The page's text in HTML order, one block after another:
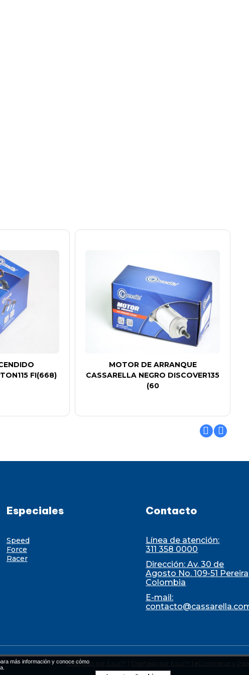
FI(668)
MOTOR DE ARRANQUE
CASSARELLA NEGRO DISCOVER135
(60
Especiales
Speed
Force
Racer
Contacto
Línea de atención:
311 358 0000
Dirección: Av. 30 de
Agosto No. 109-51
Colombia
E-mail:
Diseñado por Exus™ Diseñado por Exus™ | eCommerce y
más información y conoce cómo